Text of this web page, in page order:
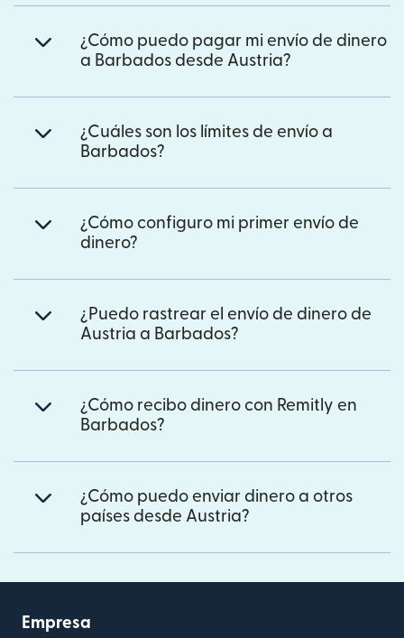
¿Cómo puedo pagar mi envío de dinero
a Barbados desde Austria?
¿Cuáles son los límites de envío a
Barbados?
¿Cómo configuro mi primer envío de
dinero?
¿Puedo rastrear el envío de dinero de
Austria a Barbados?
¿Cómo recibo dinero con Remitly en
Barbados?
¿Cómo puedo enviar dinero a otros
países desde Austria?
Empresa